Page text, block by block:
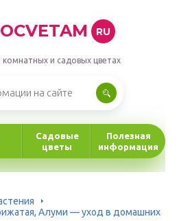
RU
и садовых цветах
Садовые
цветы
Полезная
информация
Алуми — уход в домашних